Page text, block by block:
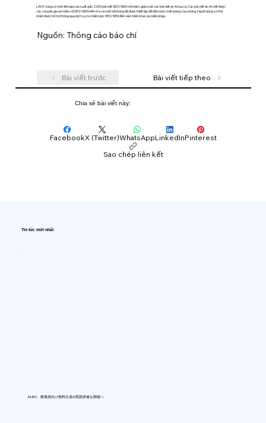
LANY cũng có một đội ngũ sản xuất gần 2.000 bài viết SEO/SEM mỗi năm, giám sát các bài viết do AI tạo ra. Các bài viết do AI viết được
các chuyên gia am hiểu về SEO/SEM kiểm tra và một hệ thống đã được thiết lập để đảm bảo chất lượng của chúng. Người dùng có thể
nhận được hỗ trợ thông qua dịch vụ, từ chiến lược SEO/SEM đến việc triển khai các biện pháp.
Nguồn: Thông cáo báo chí
Bài viết trước Bài viết tiếp theo
Chia sẻ bài viết này:
FacebookX (Twitter)WhatsAppLinkedInPinterest
Sao chép liên kết
Tin tức mới nhất
AIUEO、教職員向け無料生成AI実践研修を開催へ